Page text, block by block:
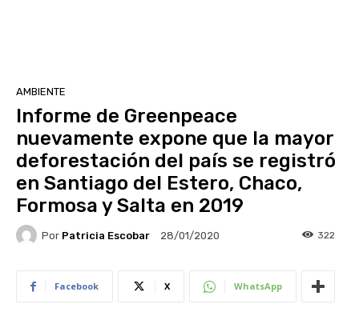
AMBIENTE
Informe de Greenpeace
nuevamente expone que la mayor
deforestación del país se registró
en Santiago del Estero, Chaco,
Formosa y Salta en 2019
Por Patricia Escobar 28/01/2020 322
Facebook X WhatsApp